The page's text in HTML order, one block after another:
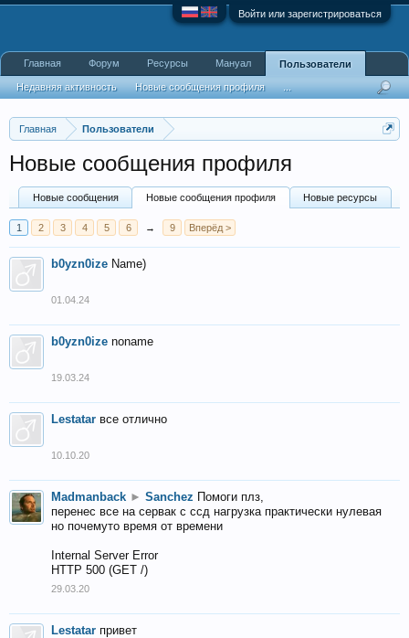
Войти или зарегистрироваться
Главная Пользователи
Новые сообщения профиля
Новые сообщения Новые сообщения профиля Новые ресурсы
1 2 3 4 5 6 → 9 Вперёд >
b0yzn0ize Name)
01.04.24
b0yzn0ize noname
19.03.24
Lestatar все отлично
10.10.20
Madmanback ► Sanchez Помоги плз,
перенес все на сервак с ссд нагрузка практически нулевая
но почемуто время от времени
Internal Server Error
HTTP 500 (GET /)
29.03.20
Lestatar привет
Главная Форум Ресурсы Мануал Пользователи
Недавняя активность Новые сообщения профиля